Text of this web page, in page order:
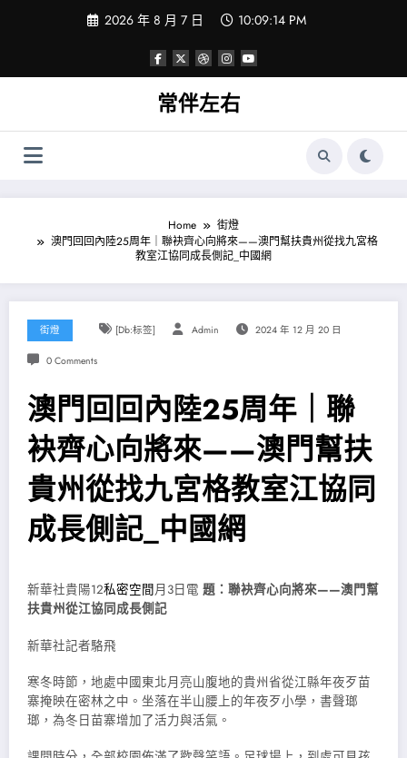
2026 年 8 月 7 日 10:09:15 PM
常伴左右
Home
街燈
澳門回回內陸25周年｜聯袂齊心向將來——澳門幫扶貴州從找九宮格
教室江協同成長側記_中國網
街燈 [db:标签] Admin 2024 年 12 月 20 日
0 Comments
澳門回回內陸25周年｜聯
袂齊心向將來——澳門幫扶
貴州從找九宮格教室江協同
成長側記_中國網
新華社貴陽12私密空間月3日電 題：聯袂齊心向將來——澳門幫
扶貴州從江協同成長側記
新華社記者駱飛
寒冬時節，地處中國東北月亮山腹地的貴州省從江縣年夜歹苗
寨掩映在密林之中。坐落在半山腰上的年夜歹小學，書聲瑯
瑯，為冬日苗寨增加了活力與活氣。